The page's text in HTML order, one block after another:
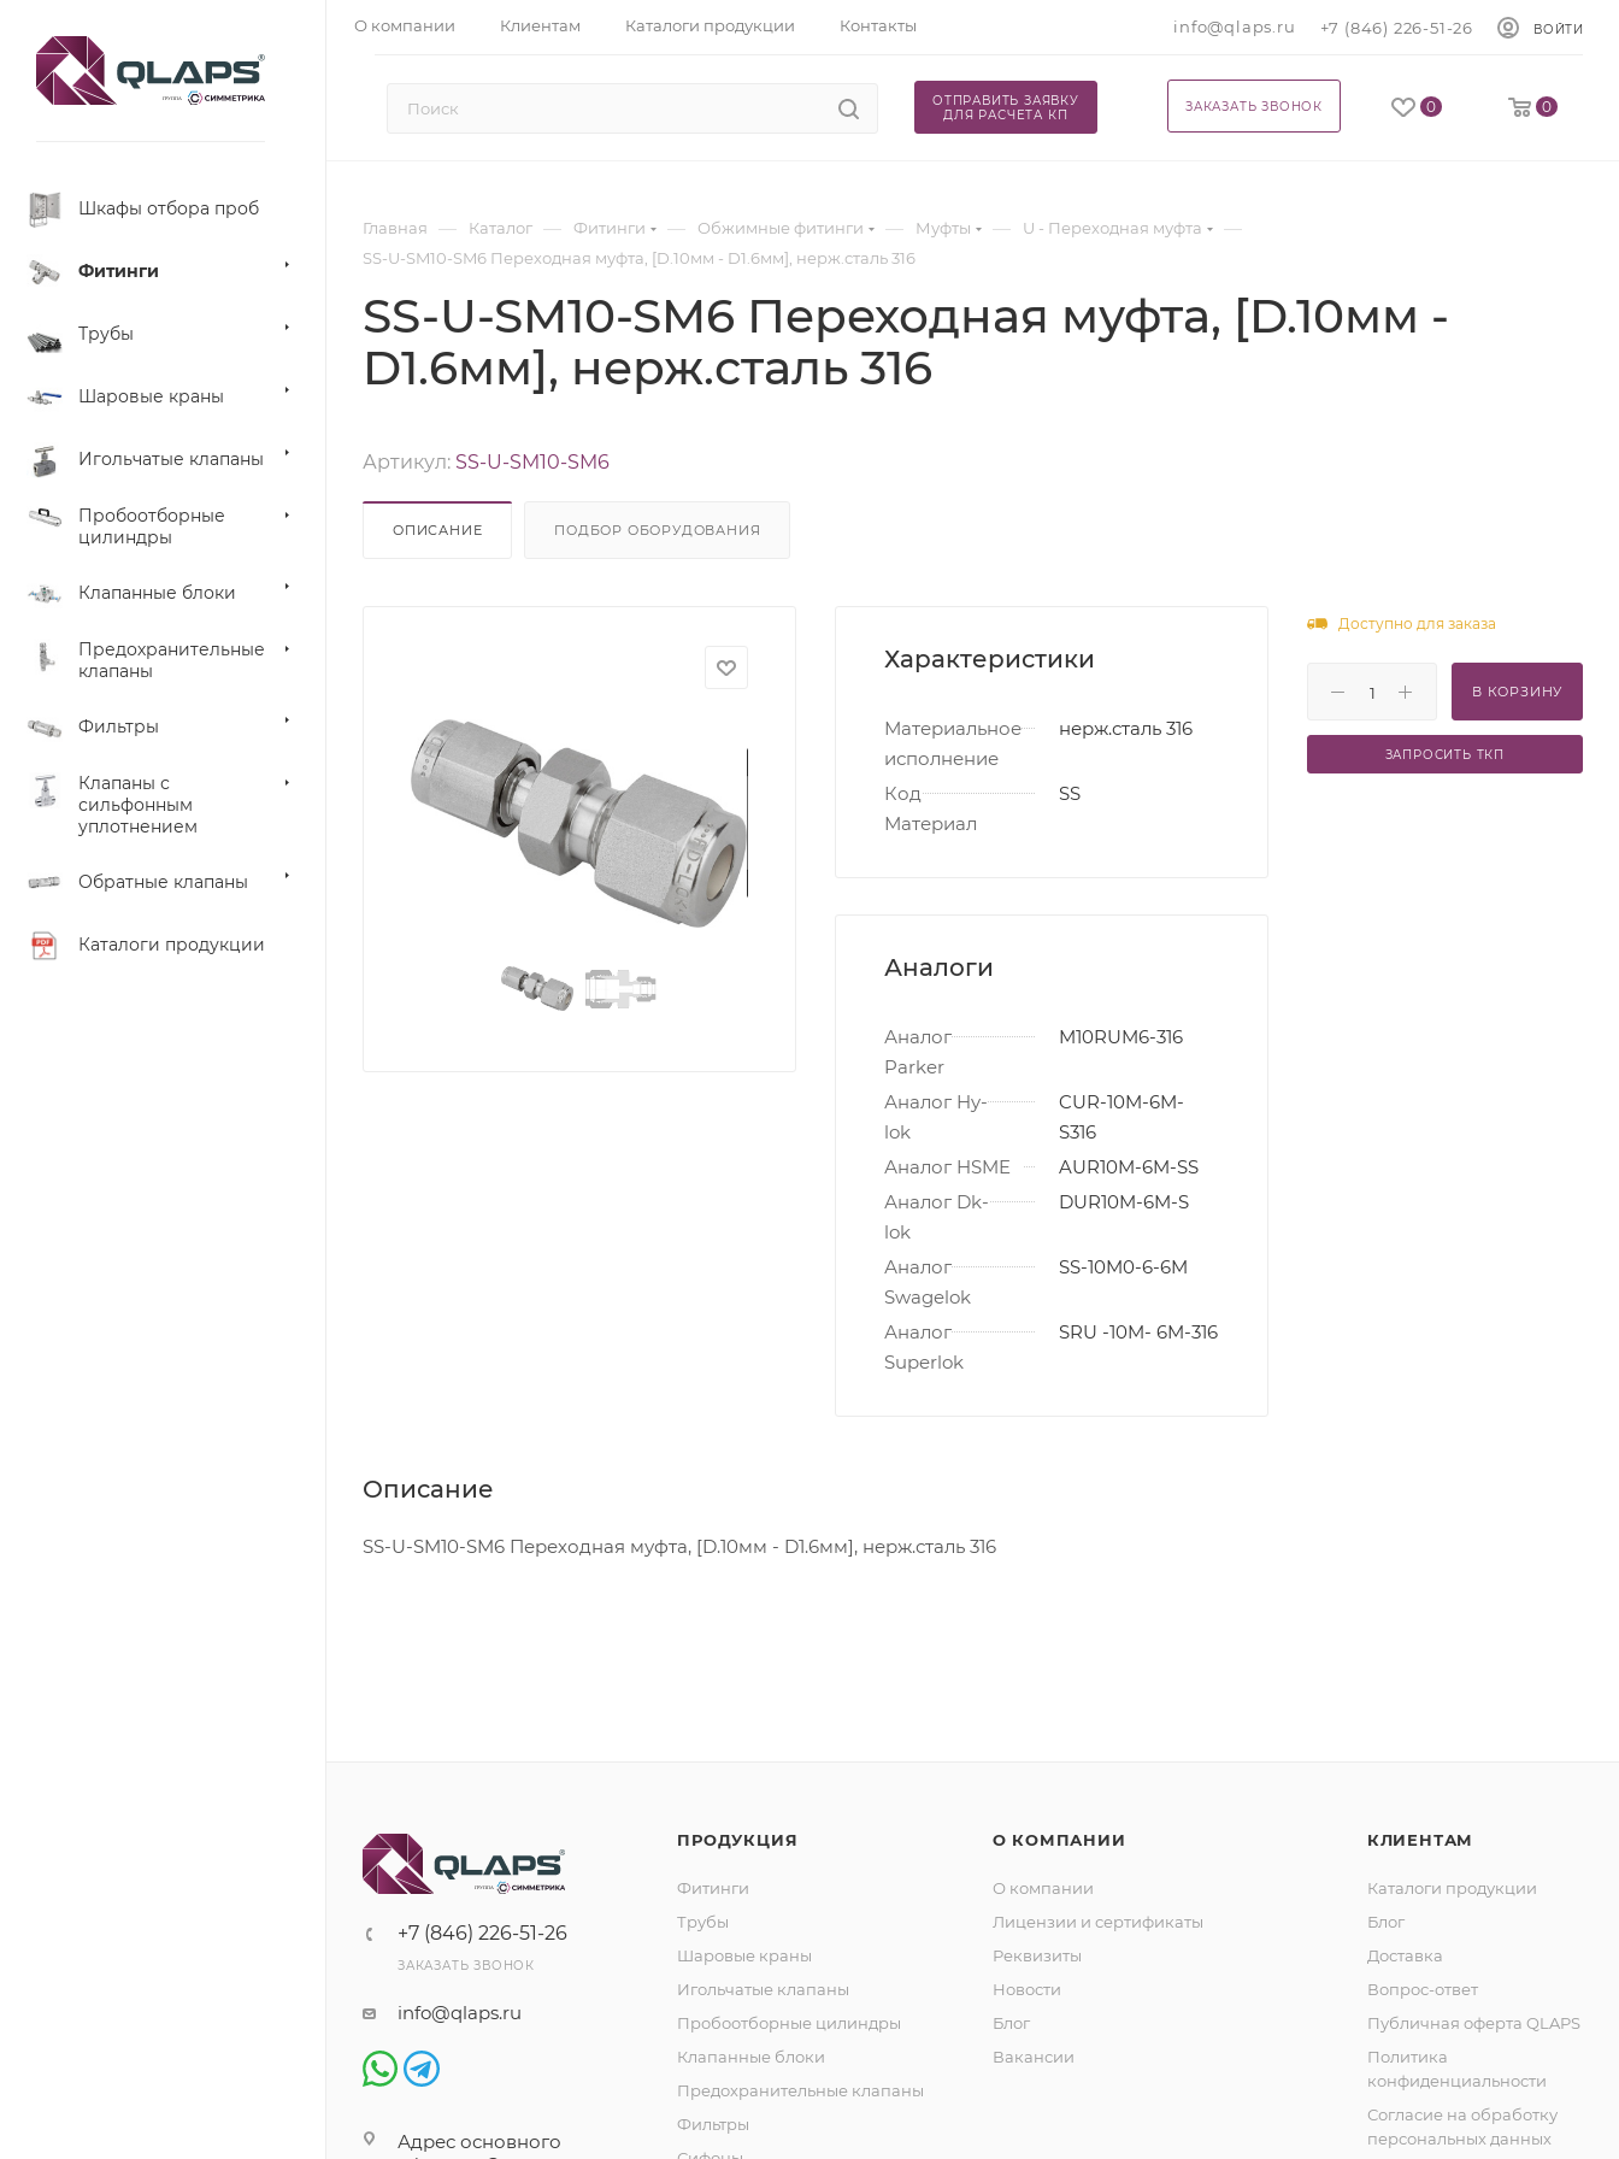
О компании Клиентам Каталоги продукции Контакты info@qlaps.ru +7 (846) 226-51-26 ВОЙТИ
0 0
ЗАКАЗАТЬ ЗВОНОК
ОТПРАВИТЬ ЗАЯВКУ
ДЛЯ РАСЧЕТА КП
Шкафы отбора проб
Фитинги
Трубы
Шаровые краны
Игольчатые клапаны
Пробоотборные
цилиндры
Клапанные блоки
Предохранительные
клапаны
Фильтры
Клапаны с
сильфонным
уплотнением
Обратные клапаны
Каталоги продукции
Главная — Каталог — Фитинги — Обжимные фитинги — Муфты — U - Переходная муфта —
SS-U-SM10-SM6 Переходная муфта, [D.10мм - D1.6мм], нерж.сталь 316
SS-U-SM10-SM6 Переходная муфта, [D.10мм -
D1.6мм], нерж.сталь 316
Артикул: SS-U-SM10-SM6
ОПИСАНИЕ ПОДБОР ОБОРУДОВАНИЯ
Характеристики
Материальное
исполнение
нерж.сталь 316
Код
Материал
SS
Аналоги
Аналог
Parker
M10RUM6-316
Аналог Hy-
lok
CUR-10M-6M-
S316
Аналог HSME
AUR10M-6M-SS
Аналог Dk-
lok
DUR10M-6M-S
Аналог
Swagelok
SS-10M0-6-6M
Аналог
Superlok
SRU -10M- 6M-316
Описание
SS-U-SM10-SM6 Переходная муфта, [D.10мм - D1.6мм], нерж.сталь 316
Доступно для заказа
В КОРЗИНУ
ЗАПРОСИТЬ ТКП
+7 (846) 226-51-26
ЗАКАЗАТЬ ЗВОНОК
info@qlaps.ru
Адрес основного
ПРОДУКЦИЯ
Фитинги
Трубы
Шаровые краны
Игольчатые клапаны
Пробоотборные цилиндры
Клапанные блоки
Предохранительные клапаны
Фильтры
О КОМПАНИИ
О компании
Лицензии и сертификаты
Реквизиты
Новости
Блог
Вакансии
КЛИЕНТАМ
Каталоги продукции
Блог
Доставка
Вопрос-ответ
Публичная оферта QLAPS
Политика
конфиденциальности
Согласие на обработку
персональных данных